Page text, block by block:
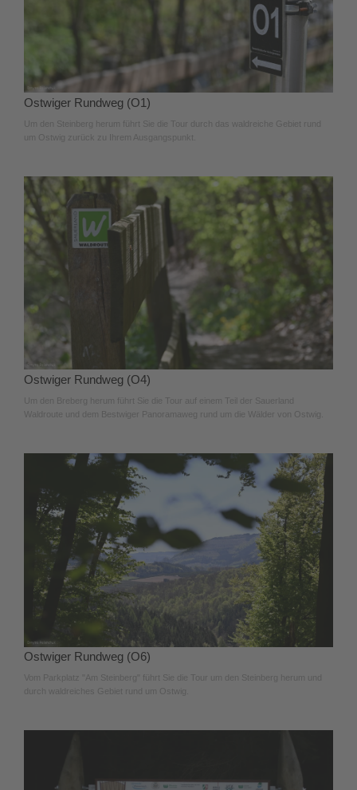
Ostwiger Rundweg (O1)
Um den Steinberg herum führt Sie die Tour durch das waldreiche Gebiet rund
um Ostwig zurück zu Ihrem Ausgangspunkt.
Ostwiger Rundweg (O4)
Um den Breberg herum führt Sie die Tour auf einem Teil der Sauerland
Waldroute und dem Bestwiger Panoramaweg rund um die Wälder von Ostwig.
Ostwiger Rundweg (O6)
Vom Parkplatz "Am Steinberg" führt Sie die Tour um den Steinberg herum und
durch waldreiches Gebiet rund um Ostwig.